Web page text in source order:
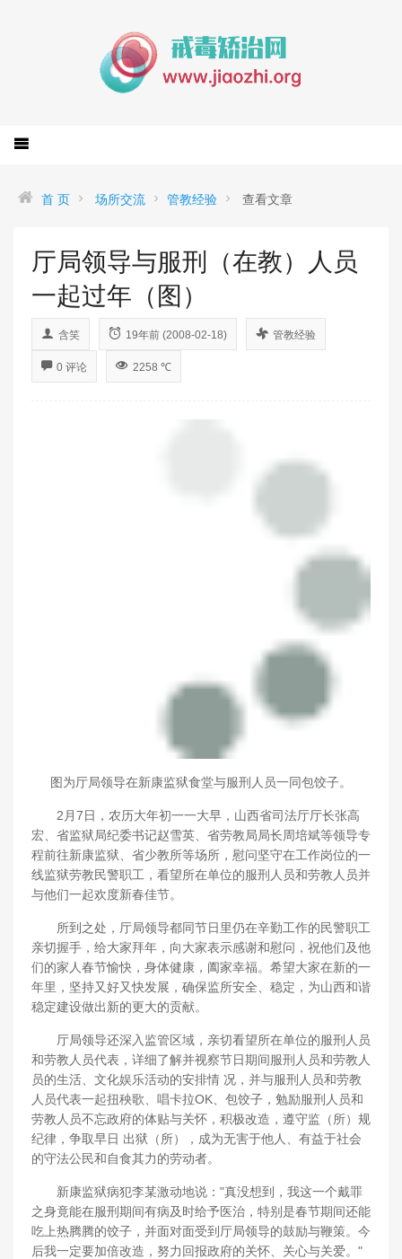
首 页 场所交流 管教经验 查看文章
厅局领导与服刑（在教）人员
一起过年（图）
含笑 19年前 (2008-02-18) 管教经验
0 评论 2258 ℃
图为厅局领导在新康监狱食堂与服刑人员一同包饺子。
2月7日，农历大年初一一大早，山西省司法厅厅长张高
宏、省监狱局纪委书记赵雪英、省劳教局局长周培斌等领导专
程前往新康监狱、省少教所等场所，慰问坚守在工作岗位的一
线监狱劳教民警职工，看望所在单位的服刑人员和劳教人员并
与他们一起欢度新春佳节。
所到之处，厅局领导都同节日里仍在辛勤工作的民警职工
亲切握手，给大家拜年，向大家表示感谢和慰问，祝他们及他
们的家人春节愉快，身体健康，阖家幸福。希望大家在新的一
年里，坚持又好又快发展，确保监所安全、稳定，为山西和谐
稳定建设做出新的更大的贡献。
厅局领导还深入监管区域，亲切看望所在单位的服刑人员
和劳教人员代表，详细了解并视察节日期间服刑人员和劳教人
员的生活、文化娱乐活动的安排情 况，并与服刑人员和劳教
人员代表一起扭秧歌、唱卡拉OK、包饺子，勉励服刑人员和
劳教人员不忘政府的体贴与关怀，积极改造，遵守监（所）规
纪律，争取早日 出狱（所），成为无害于他人、有益于社会
的守法公民和自食其力的劳动者。
新康监狱病犯李某激动地说："真没想到，我这一个戴罪
之身竟能在服刑期间有病及时给予医治，特别是春节期间还能
吃上热腾腾的饺子，并面对面受到厅局领导的鼓励与鞭策。今
后我一定要加倍改造，努力回报政府的关怀、关心与关爱。"